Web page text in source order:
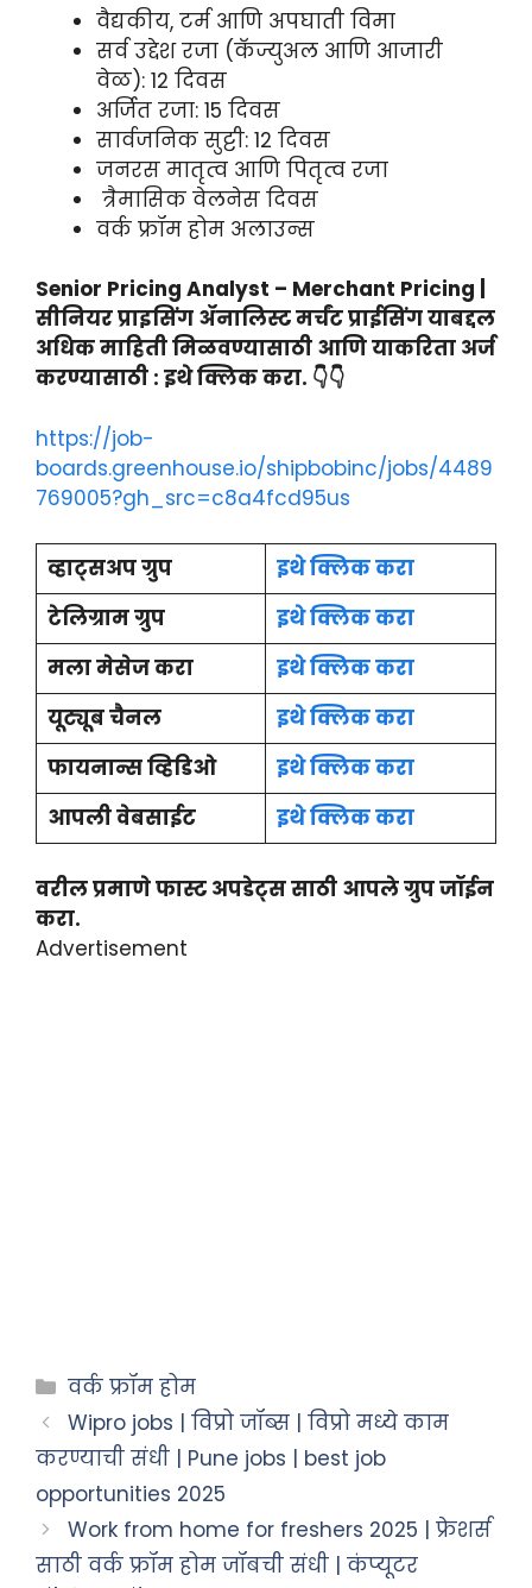
वैद्यकीय, टर्म आणि अपघाती विमा
सर्व उद्देश रजा (कॅज्युअल आणि आजारी
वेळ): 12 दिवस
अर्जित रजा: 15 दिवस
सार्वजनिक सुट्टी: 12 दिवस
जनरस मातृत्व आणि पितृत्व रजा
त्रैमासिक वेलनेस दिवस
वर्क फ्रॉम होम अलाउन्स
Senior Pricing Analyst – Merchant Pricing |
सीनियर प्राइसिंग ॲनालिस्ट मर्चंट प्राईसिंग याबद्दल
अधिक माहिती मिळवण्यासाठी आणि याकरिता अर्ज
करण्यासाठी : इथे क्लिक करा. 👇👇
https://job-
boards.greenhouse.io/shipbobinc/jobs/4489
769005?gh_src=c8a4fcd95us
व्हाट्सअप ग्रुप
इथे क्लिक करा
टेलिग्राम ग्रुप
इथे क्लिक करा
मला मेसेज करा
इथे क्लिक करा
यूट्यूब चैनल
इथे क्लिक करा
फायनान्स व्हिडिओ
इथे क्लिक करा
आपली वेबसाईट
इथे क्लिक करा
वरील प्रमाणे फास्ट अपडेट्स साठी आपले ग्रुप जॉईन
करा.
Advertisement
वर्क फ्रॉम होम
Wipro jobs | विप्रो जॉब्स | विप्रो मध्ये काम
करण्याची संधी | Pune jobs | best job
opportunities 2025
Work from home for freshers 2025 | फ्रेशर्स
साठी वर्क फ्रॉम होम जॉबची संधी | कंप्यूटर